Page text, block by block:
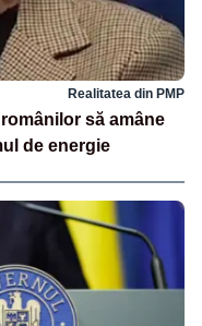
Realitatea din PMP
să amâne
de energie